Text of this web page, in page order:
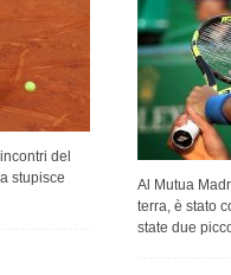
del
stupisce
Al Mutua
terra, è stato
state due